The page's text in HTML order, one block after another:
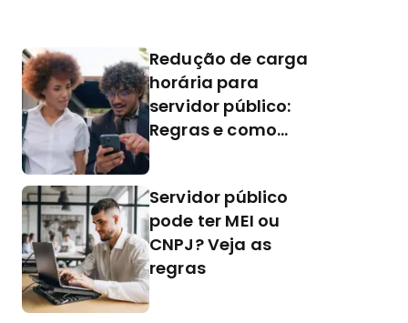
Redução de carga
horária para
servidor público:
Regras e como
Servidor público
pode ter MEI ou
CNPJ? Veja as
regras